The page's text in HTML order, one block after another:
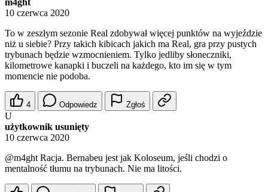
m4ght
10 czerwca 2020
To w zeszłym sezonie Real zdobywał więcej punktów na wyjeździe
niż u siebie? Przy takich kibicach jakich ma Real, gra przy pustych
trybunach będzie wzmocnieniem. Tylko jedliby słoneczniki,
kilometrowe kanapki i buczeli na każdego, kto im się w tym
momencie nie podoba.
4 Odpowiedz Zgłoś
U
użytkownik usunięty
10 czerwca 2020
@m4ght Racja. Bernabeu jest jak Koloseum, jeśli chodzi o
mentalność tłumu na trybunach. Nie ma litości.